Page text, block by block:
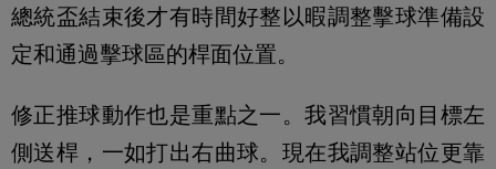
總統盃結束後才有時間好整以暇調整擊球準備設
定和通過擊球區的桿面位置。
修正推球動作也是重點之一。我習慣朝向目標左
側送桿，一如打出右曲球。現在我調整站位更靠